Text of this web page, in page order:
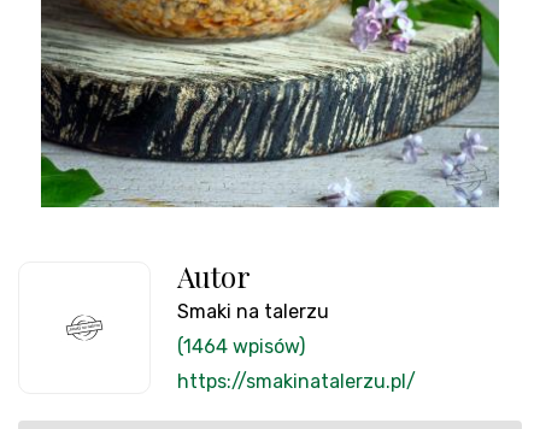
Autor
Smaki na talerzu
(1464 wpisów)
https://smakinatalerzu.pl/